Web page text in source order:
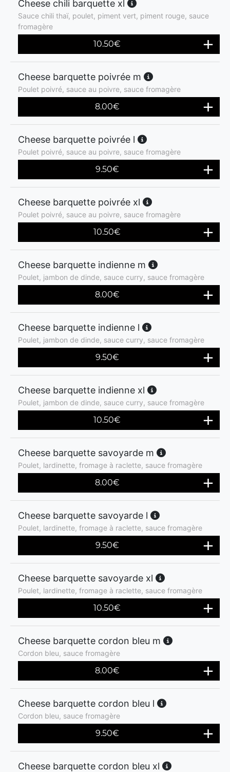
Cheese chili barquette xl
Sauce chili thaï, poulet, piment vert, piment rouge, sauce
fromagère
10.50€
Cheese barquette poivrée m
Poulet poivré, sauce au poivre, sauce fromagère
8.00€
Cheese barquette poivrée l
Poulet poivré, sauce au poivre, sauce fromagère
9.50€
Cheese barquette poivrée xl
Poulet poivré, sauce au poivre, sauce fromagère
10.50€
Cheese barquette indienne m
Poulet, jambon de dinde, sauce curry, sauce fromagère
8.00€
Cheese barquette indienne l
Poulet, jambon de dinde, sauce curry, sauce fromagère
9.50€
Cheese barquette indienne xl
Poulet, jambon de dinde, sauce curry, sauce fromagère
10.50€
Cheese barquette savoyarde m
Poulet, lardinette, fromage à raclette, sauce fromagère
8.00€
Cheese barquette savoyarde l
Poulet, lardinette, fromage à raclette, sauce fromagère
9.50€
Cheese barquette savoyarde xl
Poulet, lardinette, fromage à raclette, sauce fromagère
10.50€
Cheese barquette cordon bleu m
Cordon bleu, sauce fromagère
8.00€
Cheese barquette cordon bleu l
Cordon bleu, sauce fromagère
9.50€
Cheese barquette cordon bleu xl